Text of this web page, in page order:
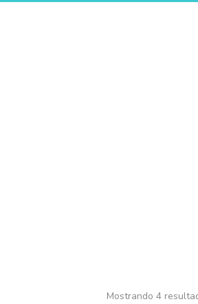
Mostrando 4